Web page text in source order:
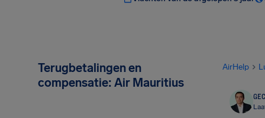
Terugbetalingen en
compensatie: Air Mauritius
AirHelp